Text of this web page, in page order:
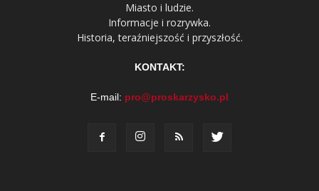
Miasto i ludzie.
Informacje i rozrywka.
Historia, teraźniejszość i przyszłość.
KONTAKT:
E-mail: pro@proskarzysko.pl